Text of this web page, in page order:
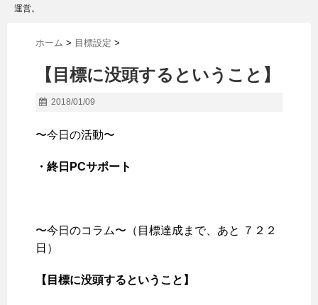
運営。
ホーム > 目標設定 >
【目標に没頭するということ】
2018/01/09
〜今日の活動〜
・終日PCサポート
〜今日のコラム〜（目標達成まで、あと ７２２
日）
【目標に没頭するということ】